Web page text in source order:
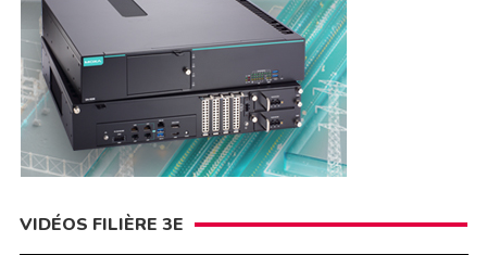
VIDÉOS FILIÈRE 3E